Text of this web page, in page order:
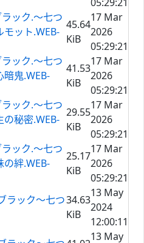
ック.～七つ
モット.WEB-
45.64
KiB
17 Mar
2026
05:29:21
ック.～七つ
暗鬼.WEB-
41.53
KiB
17 Mar
2026
05:29:21
ック.～七つ
の秘密.WEB-
29.55
KiB
17 Mar
2026
05:29:21
ック.～七つ
の絆.WEB-
25.17
KiB
17 Mar
2026
05:29:21
ラック～七つ34.63
KiB
13 May
2024
12:00:11
13 May